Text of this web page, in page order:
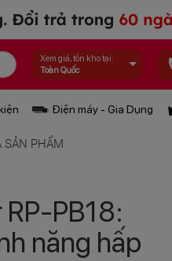
Xem giá, tồn kho tại:
Toàn Quốc
Điện máy - Gia Dụng
SẢN PHẨM
PB18:
năng hấp